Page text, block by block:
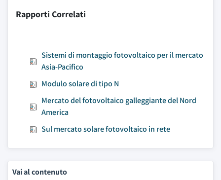
Rapporti Correlati
Sistemi di montaggio fotovoltaico per il mercato
Asia-Pacifico
Modulo solare di tipo N
Mercato del fotovoltaico galleggiante del Nord
America
Sul mercato solare fotovoltaico in rete
Vai al contenuto